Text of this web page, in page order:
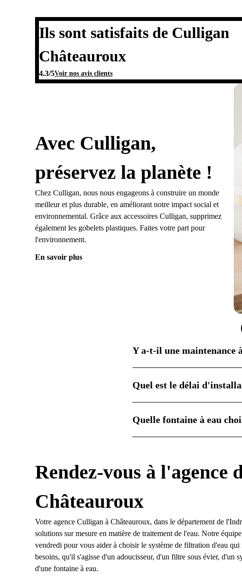
Ils sont satisfaits de Culligan
Châteauroux
4.3/5Voir nos avis clients
Avec Culligan,
préservez la planète !
Chez Culligan, nous nous engageons à construire un monde
meilleur et plus durable, en améliorant notre impact social et
environnemental. Grâce aux accessoires Culligan, supprimez
également les gobelets plastiques. Faites votre part pour
l'environnement.
En savoir plus
Y a-t-il une maintenance
Quel est le délai
Quelle fontaine à eau
Rendez-vous à l'agence
Châteauroux
Votre agence Culligan à Châteauroux, dans le département de
solutions sur mesure en matière de traitement de l'eau. Notre
vendredi pour vous aider à choisir le système de filtration d'eau
besoins, qu'il s'agisse d'un adoucisseur, d'un filtre sous évier, d'un
d'une fontaine à eau.